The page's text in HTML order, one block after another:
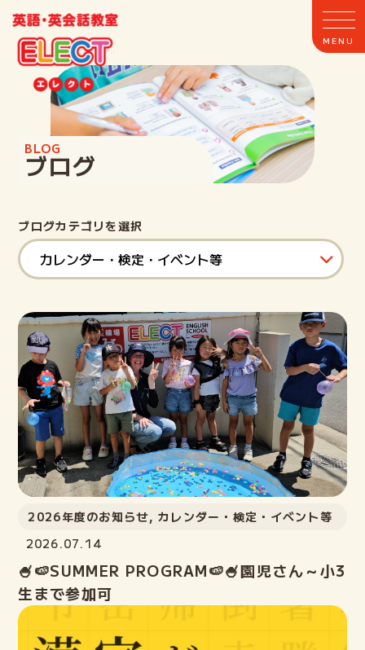
ホーム
ELECTとは
クラス案内
教室案内
講師紹介
ELECTファミリーの声
よくある質問
ご入会までの流れ
BLOG
ブログ
ブログカテゴリを選択
2026年度のお知らせ,カレンダー・検定・イベント等
2026.07.14
🍧🍉SUMMER PROGRAM🍉🍧園児さん～小3
生まで参加可